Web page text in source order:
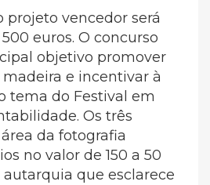
projeto vencedor será
euros. O concurso
objetivo promover
e incentivar à
tema do Festival em
Os três
da fotografia
no valor de 150 a 50
autarquia que esclarece